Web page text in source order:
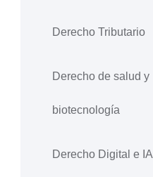
Derecho Tributario
Derecho de salud y
biotecnología
Derecho Digital e IA